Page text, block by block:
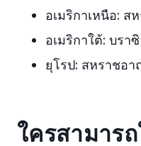
อเมริกาเหนือ: ส
อเมริกาใต้: บรา
ยุโรป: สหราชอา
ใครสามาร